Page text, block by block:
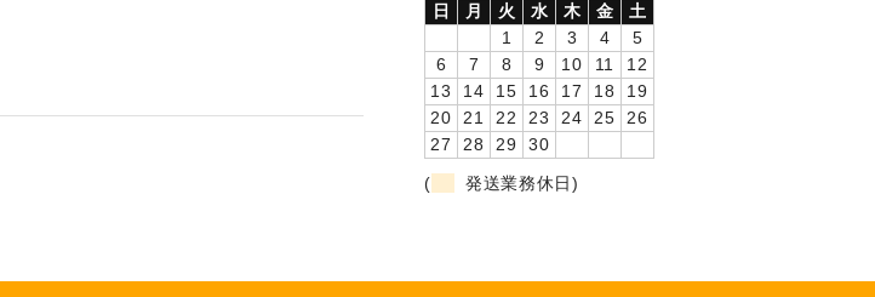
日
月 火 水 木 金
土
1
2 3 4
5
6
7 8 9 10 11
12
13
14 15 16 17 18
19
20
21 22 23 24 25
26
27
28 29
30
(
発送業務休日)